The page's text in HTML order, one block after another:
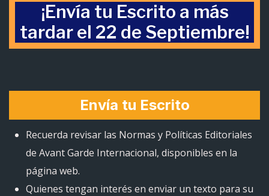
¡Envía tu Escrito a más
tardar el 22 de Septiembre!
Envía tu Escrito
Recuerda revisar las Normas y Políticas Editoriales
de Avant Garde Internacional, disponibles en la
página web.
Quienes tengan interés en enviar un texto para su